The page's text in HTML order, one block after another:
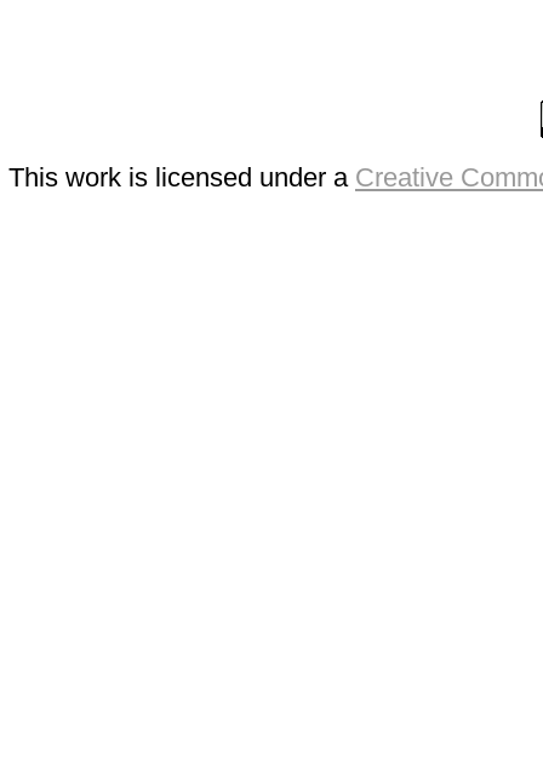
This work is licensed under a Creative